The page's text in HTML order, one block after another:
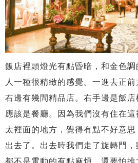
飯店裡頭燈光有點昏暗，和金色
人一種很精緻的感覺。一進去正
右邊有幾間精品店。右手邊是飯
應該是餐廳。因為我們沒有住在
太裡面的地方，覺得有點不好意
出去了。出去時我們走了旋轉門